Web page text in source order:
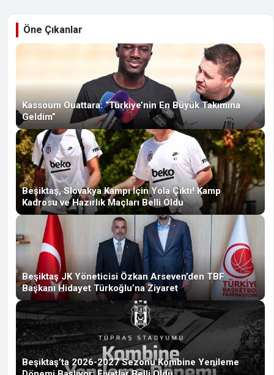
Öne Çıkanlar
Kassoum Ouattara: “Türkiye’nin En Büyük Takımına
Geldim”
Beşiktaş, Slovakya Kampı İçin Yola Çıktı! Kamp
Kadrosu ve Hazırlık Maçları Belli Oldu
Beşiktaş JK Yöneticisi Özkan Arseven’den TBF
Başkanı Hidayet Türkoğlu’na Ziyaret
Beşiktaş’ta 2026-2027 Sezonu Kombine Yenileme